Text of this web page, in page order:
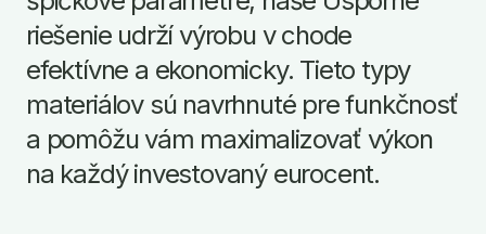
riešenie udrží výrobu v chode
efektívne a ekonomicky. Tieto typy
materiálov sú navrhnuté pre funkčnosť
a pomôžu vám maximalizovať výkon
na každý investovaný eurocent.